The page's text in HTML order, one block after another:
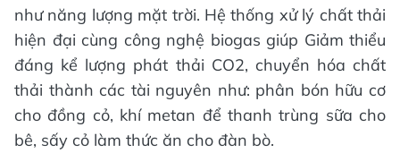
như năng lượng mặt trời. Hệ thống xử lý chất thải
hiện đại cùng công nghệ biogas giúp Giảm thiểu
đáng kể lượng phát thải CO2, chuyển hóa chất
thải thành các tài nguyên như: phân bón hữu cơ
cho đồng cỏ, khí metan để thanh trùng sữa cho
bê, sấy cỏ làm thức ăn cho đàn bò.